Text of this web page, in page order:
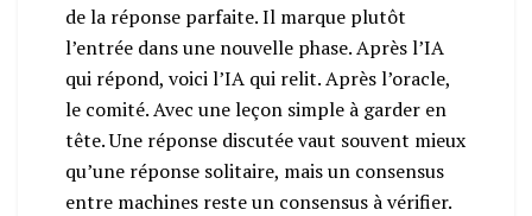
de la réponse parfaite. Il marque plutôt
l’entrée dans une nouvelle phase. Après l’IA
qui répond, voici l’IA qui relit. Après l’oracle,
le comité. Avec une leçon simple à garder en
tête. Une réponse discutée vaut souvent mieux
qu’une réponse solitaire, mais un consensus
entre machines reste un consensus à vérifier.